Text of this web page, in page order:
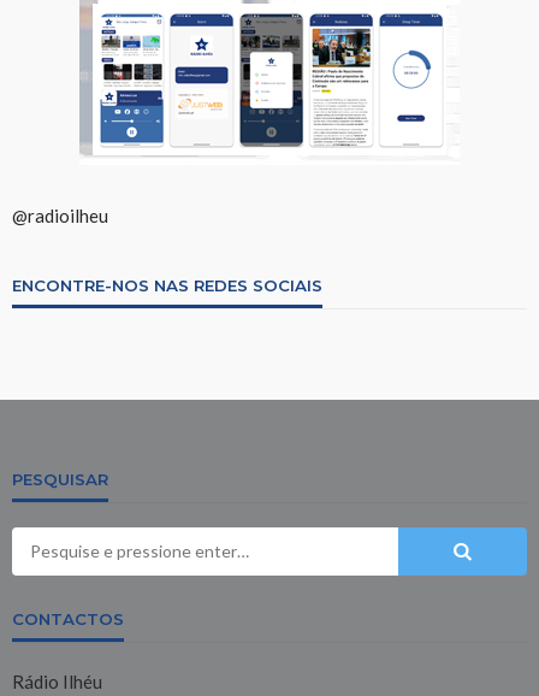
@radioilheu
ENCONTRE-NOS NAS REDES SOCIAIS
PESQUISAR
CONTACTOS
Rádio Ilhéu